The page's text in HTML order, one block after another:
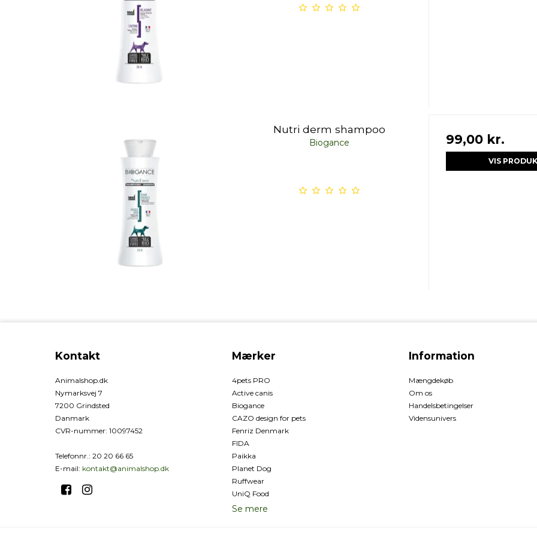
Nutri derm shampoo
Biogance 99,00 kr.
VIS
Kontakt
Animalshop.dk
Nymarksvej 7
7200 Grindsted
Danmark
CVR-nummer: 10097452
Telefonnr.: 20 20 66 65
E-mail: kontakt@animalshop.dk
Mærker
4pets PRO
Active canis
Biogance
CAZO design for pets
Fenriz Denmark
FIDA
Paikka
Planet Dog
Ruffwear
UniQ Food
Se mere
Information
Mængdekøb
Om os
Handelsbetingelser
Vidensunivers